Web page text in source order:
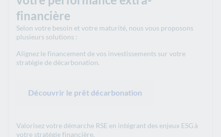
financière
Selon votre besoin et votre maturité, nous vous proposons
plusieurs solutions :
Alignez le financement de vos investissements sur votre
stratégie de décarbonation.
Découvrir le prêt décarbonation
Valorisez votre démarche RSE en intégrant des enjeux ESG à
votre stratégie financière.